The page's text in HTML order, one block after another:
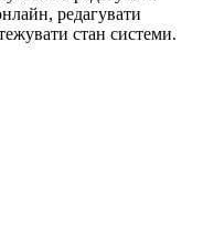
редагувати
стан системи.